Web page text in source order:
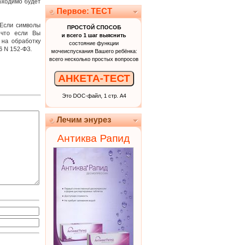
будет
символы
что если Вы
обработку
N 152-ФЗ.
Первое: ТЕСТ
ПРОСТОЙ СПОСОБ
и всего 1 шаг выяснить
состояние функции
мочеиспускания Вашего ребёнка:
всего несколько простых вопросов
АНКЕТА-ТЕСТ
Это DOC-файл, 1 стр. А4
Лечим энурез
Антиква Рапид